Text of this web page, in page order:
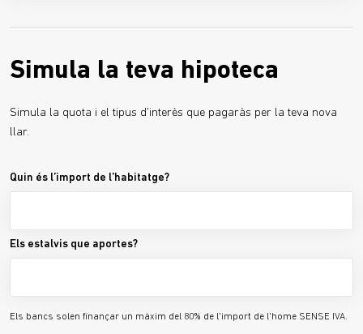
Simula la teva hipoteca
Simula la quota i el tipus d'interès que pagaràs per la teva nova
llar.
Quin és l’import de l’habitatge?
Els estalvis que aportes?
Els bancs solen finançar un màxim del 80% de l'import de l'home SENSE IVA.